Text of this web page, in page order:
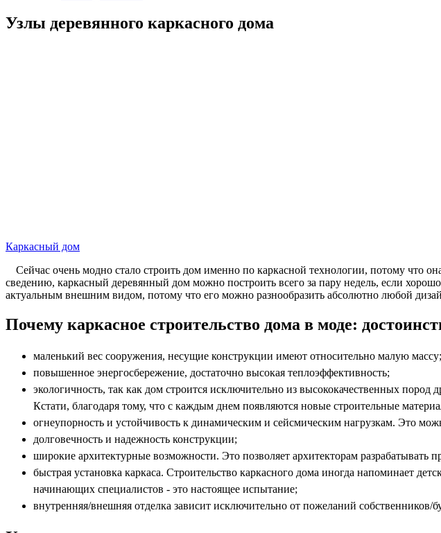
Узлы деревянного каркасного дома
Каркасный дом
Сейчас очень модно стало строить дом именно по каркасной технологии, потому что
сведению, каркасный деревянный дом можно построить всего за пару недель, если
актуальным внешним видом, потому что его можно разнообразить абсолютно любой
Почему каркасное строительство дома в моде:
маленький вес сооружения, несущие конструкции имеют относительно малую массу;
повышенное энергосбережение, достаточно высокая теплоэффективность;
экологичность, так как дом строится исключительно из высококачественных
Кстати, благодаря тому, что с каждым днем появляются новые строительные
огнеупорность и устойчивость к динамическим и сейсмическим нагрузкам. Это
долговечность и надежность конструкции;
широкие архитектурные возможности. Это позволяет архитекторам разрабатывать
быстрая установка каркаса. Строительство каркасного дома иногда напоминает
начинающих специалистов - это настоящее испытание;
внутренняя/внешняя отделка зависит исключительно от пожеланий собственников/